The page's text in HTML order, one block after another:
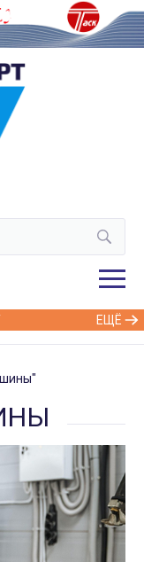
ЕЩЁ
шины"